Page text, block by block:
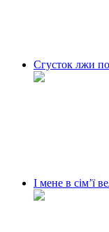
Сгусток лжи
І мене в сім’ї